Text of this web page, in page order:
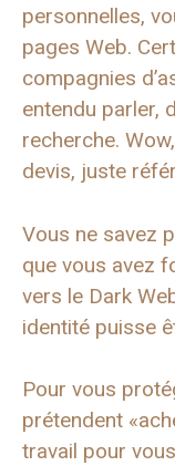
personnelles,
pages Web.
compagnies
entendu parler,
recherche.
devis, juste
Vous ne savez
que vous avez
vers le Dark
identité puisse
Pour vous
prétendent
travail pour